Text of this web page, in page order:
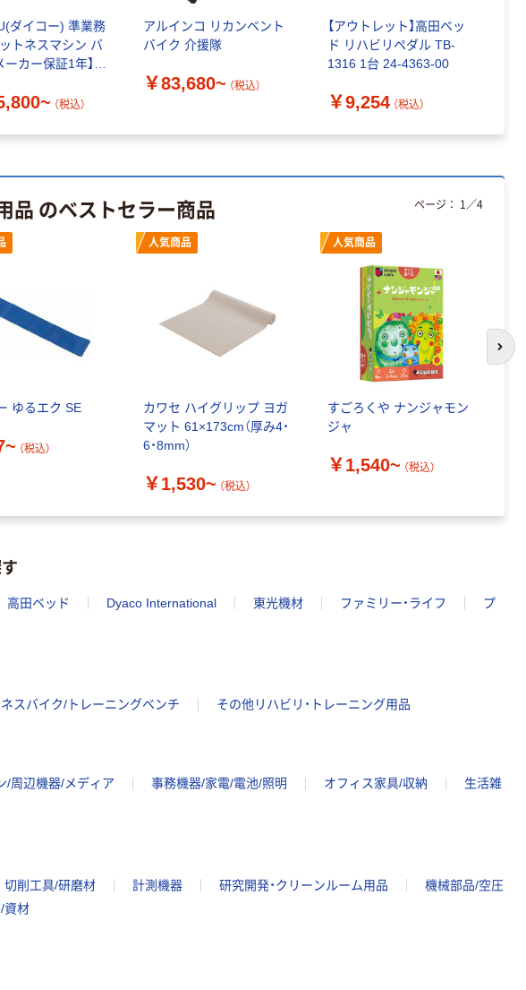
ダイコー) 準業務
トネスマシン バ
ーカー保証1年】
（税込）
アルインコ リカンベント
バイク 介援隊
￥83,680~ （税込）
【アウトレット】高田ベッ
ド リハビリペダル TB-
1316 1台 24-4363-00
￥9,254 （税込）
品 のベストセラー商品
ゆるエク SE
（税込）
人気商品
カワセ ハイグリップ ヨガ
マット 61×173cm（厚み4・
6・8mm）
￥1,530~ （税込）
人気商品
すごろくや ナンジャモン
ジャ
￥1,540~ （税込）
ページ： 1 ／4
次
高田ベッド Dyaco International 東光機材 ファミリー・ライフ
プ
スバイク/トレーニングベンチ その他リハビリ・トレーニング用品
/周辺機器/メディア 事務機器/家電/電池/照明 オフィス家具/収納
生活雑
切削工具/研磨材 計測機器 研究開発・クリーンルーム用品
機械部品/空圧
資材
イス
ープ 大巻
ス
大塚製薬工場
経口補水液 オー
エスワン（OS-1）
本気プライス
アスクル トイ
ート 大王製紙
トファイル エコ
ノミータイプ
芯あり FSC認
証